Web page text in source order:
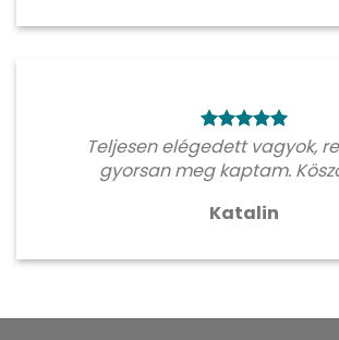
Teljesen elégedett vagyok,
gyorsan meg kaptam.
Katalin